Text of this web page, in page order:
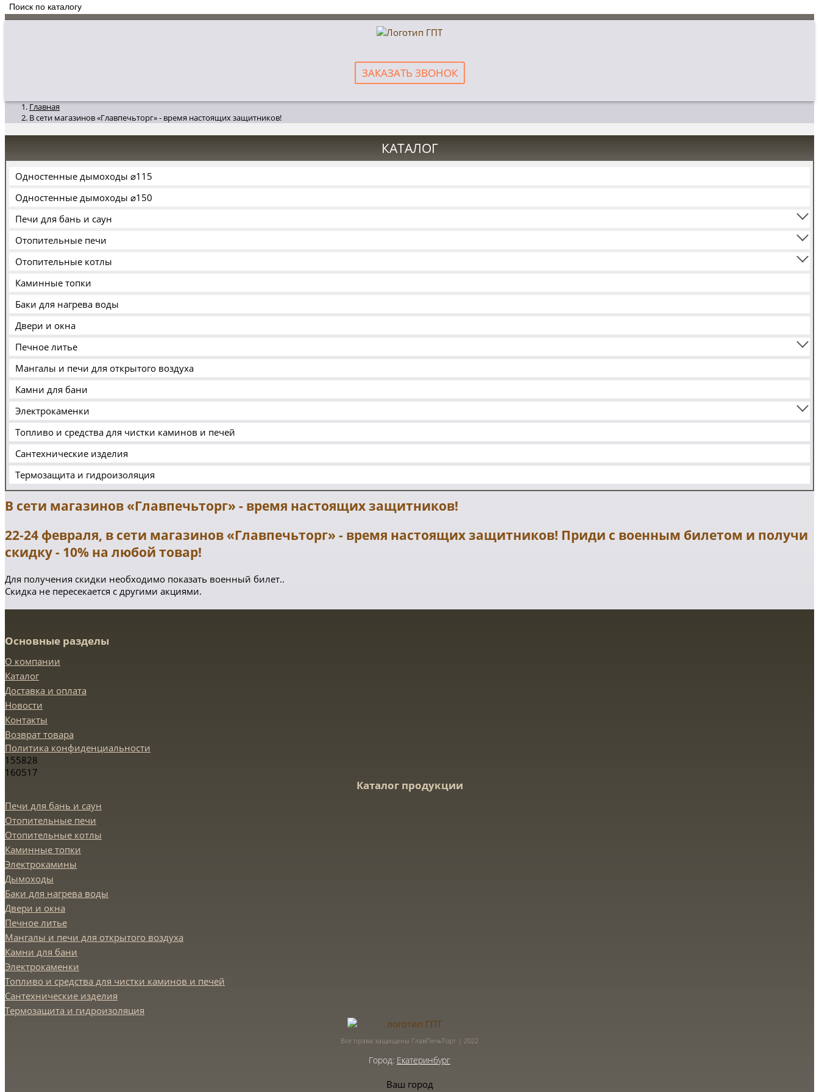
ЗАКАЗАТЬ ЗВОНОК
Главная
В сети магазинов «Главпечьторг» - время настоящих защитников!
КАТАЛОГ
Одностенные дымоходы ⌀115
Одностенные дымоходы ⌀150
Печи для бань и саун
Отопительные печи
Отопительные котлы
Каминные топки
Баки для нагрева воды
Двери и окна
Печное литье
Мангалы и печи для открытого воздуха
Камни для бани
Электрокаменки
Топливо и средства для чистки каминов и печей
Сантехнические изделия
Термозащита и гидроизоляция
В сети магазинов «Главпечьторг» - время настоящих защитников!
22-24 февраля, в сети магазинов «Главпечьторг» - время настоящих защитников! Приди с военным билетом и получи
скидку - 10% на любой товар!
Для получения скидки необходимо показать военный билет..
Скидка не пересекается с другими акциями.
Основные разделы
О компании
Каталог
Доставка и оплата
Новости
Контакты
Возврат товара
Политика конфиденциальности
155828
160517
Каталог продукции
Печи для бань и саун
Отопительные печи
Отопительные котлы
Каминные топки
Электрокамины
Дымоходы
Баки для нагрева воды
Двери и окна
Печное литье
Мангалы и печи для открытого воздуха
Камни для бани
Электрокаменки
Топливо и средства для чистки каминов и печей
Сантехнические изделия
Термозащита и гидроизоляция
Все права защищены ГлавПечьТорг | 2022
Город: Екатеринбург
Ваш город